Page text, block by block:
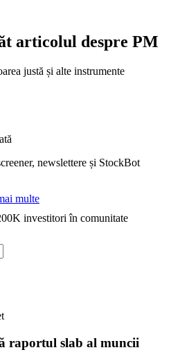
articolul despre PM
justă și alte instrumente
newslettere și StockBot
multe
investitori în comunitate
raportul slab al muncii